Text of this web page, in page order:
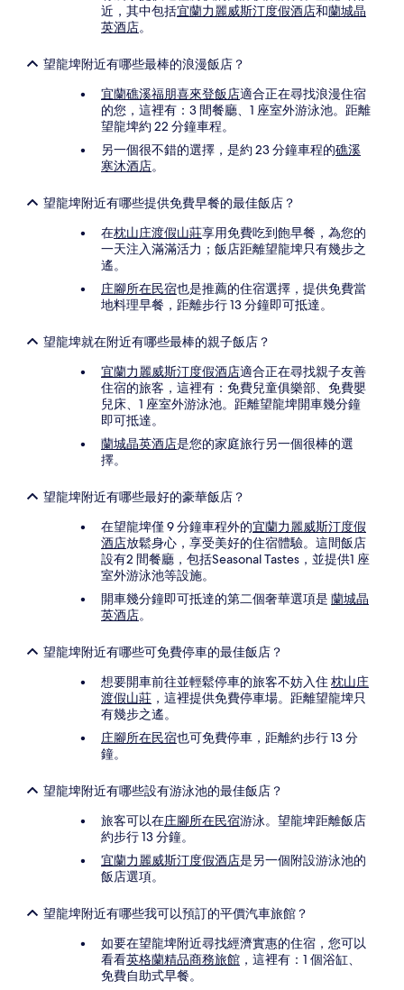
款
近，其中包括宜蘭力麗威斯汀度假酒店和蘭城晶
英酒店。
望龍埤附近有哪些最棒的浪漫飯店？
宜蘭礁溪福朋喜來登飯店適合正在尋找浪漫住宿
的您，這裡有：3 間餐廳、1 座室外游泳池。距離
望龍埤約 22 分鐘車程。
另一個很不錯的選擇，是約 23 分鐘車程的礁溪
寒沐酒店。
望龍埤附近有哪些提供免費早餐的最佳飯店？
在枕山庄渡假山莊享用免費吃到飽早餐，為您的
一天注入滿滿活力；飯店距離望龍埤只有幾步之
遙。
庄腳所在民宿也是推薦的住宿選擇，提供免費當
地料理早餐，距離步行 13 分鐘即可抵達。
望龍埤就在附近有哪些最棒的親子飯店？
宜蘭力麗威斯汀度假酒店適合正在尋找親子友善
住宿的旅客，這裡有：免費兒童俱樂部、免費嬰
兒床、1 座室外游泳池。距離望龍埤開車幾分鐘
即可抵達。
蘭城晶英酒店是您的家庭旅行另一個很棒的選
擇。
望龍埤附近有哪些最好的豪華飯店？
在望龍埤僅 9 分鐘車程外的宜蘭力麗威斯汀度假
酒店放鬆身心，享受美好的住宿體驗。這間飯店
設有2 間餐廳，包括Seasonal Tastes，並提供1 座
室外游泳池等設施。
開車幾分鐘即可抵達的第二個奢華選項是 蘭城晶
英酒店。
望龍埤附近有哪些可免費停車的最佳飯店？
想要開車前往並輕鬆停車的旅客不妨入住 枕山庄
渡假山莊 ，這裡提供免費停車場。距離望龍埤只
有幾步之遙。
庄腳所在民宿也可免費停車，距離約步行 13 分
鐘。
望龍埤附近有哪些設有游泳池的最佳飯店？
旅客可以在庄腳所在民宿游泳。望龍埤距離飯店
約步行 13 分鐘。
宜蘭力麗威斯汀度假酒店是另一個附設游泳池的
飯店選項。
望龍埤附近有哪些我可以預訂的平價汽車旅館？
如要在望龍埤附近尋找經濟實惠的住宿，您可以
看看英格蘭精品商務旅館 ，這裡有：1 個浴缸、
免費自助式早餐。